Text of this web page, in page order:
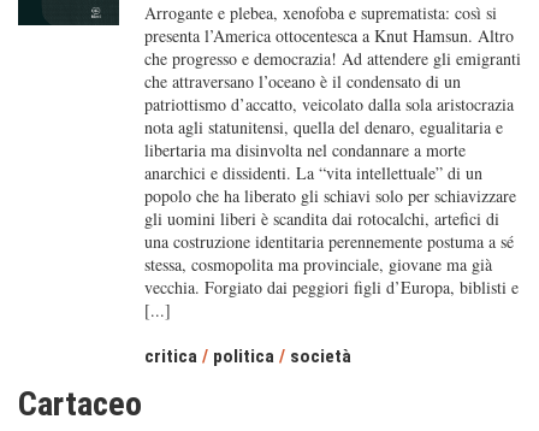
Arrogante e plebea, xenofoba e suprematista: così si
presenta l’America ottocentesca a Knut Hamsun. Altro
che progresso e democrazia! Ad attendere gli emigranti
che attraversano l’oceano è il condensato di un
patriottismo d’accatto, veicolato dalla sola aristocrazia
nota agli statunitensi, quella del denaro, egualitaria e
libertaria ma disinvolta nel condannare a morte
anarchici e dissidenti. La “vita intellettuale” di un
popolo che ha liberato gli schiavi solo per schiavizzare
gli uomini liberi è scandita dai rotocalchi, artefici di
una costruzione identitaria perennemente postuma a sé
stessa, cosmopolita ma provinciale, giovane ma già
vecchia. Forgiato dai peggiori figli d’Europa, biblisti e
[...]
critica / politica / società
Cartaceo